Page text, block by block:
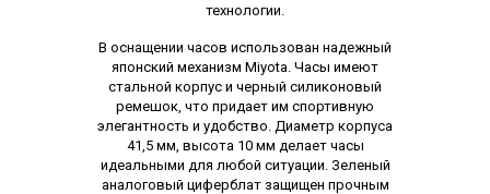
технологии.
В оснащении часов использован надежный
японский механизм Miyota. Часы имеют
стальной корпус и черный силиконовый
ремешок, что придает им спортивную
элегантность и удобство. Диаметр корпуса
41,5 мм, высота 10 мм делает часы
идеальными для любой ситуации. Зеленый
аналоговый циферблат защищен прочным